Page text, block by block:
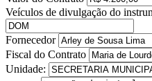
Veículos de divulgação do
Fornecedor
Fiscal do Contrato
Unidade: